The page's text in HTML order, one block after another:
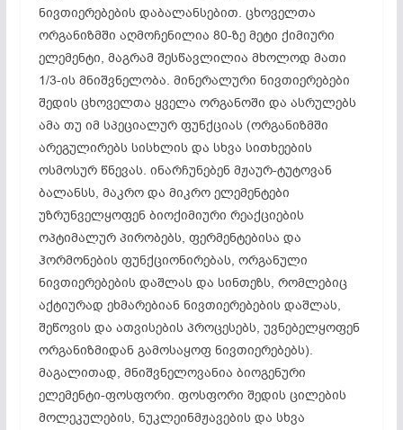
ნივთიერებების დაბალანსებით. ცხოველთა
ორგანიზმში აღმოჩენილია 80-ზე მეტი ქიმიური
ელემენტი, მაგრამ შესწავლილია მხოლოდ მათი
1/3-ის მნიშვნელობა. მინერალური ნივთიერებები
შედის ცხოველთა ყველა ორგანოში და ასრულებს
ამა თუ იმ სპეციალურ ფუნქციას (ორგანიზმში
არეგულირებს სისხლის და სხვა სითხეების
ოსმოსურ წნევას. ინარჩუნებენ მჟაურ-ტუტოვან
ბალანსს, მაკრო და მიკრო ელემენტები
უზრუნველყოფენ ბიოქიმიური რეაქციების
ოპტიმალურ პირობებს, ფერმენტებისა და
ჰორმონების ფუნქციონირებას, ორგანული
ნივთიერებების დაშლას და სინთეზს, რომლებიც
აქტიურად ეხმარებიან ნივთიერებების დაშლას,
შეწოვის და ათვისების პროცესებს, უვნებელყოფენ
ორგანიზმიდან გამოსაყოფ ნივთიერებებს).
მაგალითად, მნიშვნელოვანია ბიოგენური
ელემენტი-ფოსფორი. ფოსფორი შედის ცილების
მოლეკულების, ნუკლეინმჟავების და სხვა